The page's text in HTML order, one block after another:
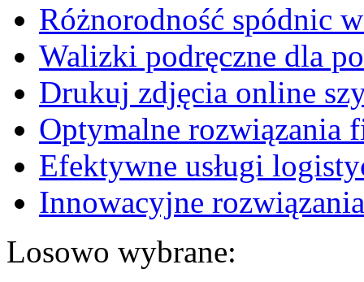
Różnorodność spódnic
Walizki podręczne dla
Drukuj zdjęcia online
Optymalne rozwiązania
Efektywne usługi
Innowacyjne
Losowo wybrane: